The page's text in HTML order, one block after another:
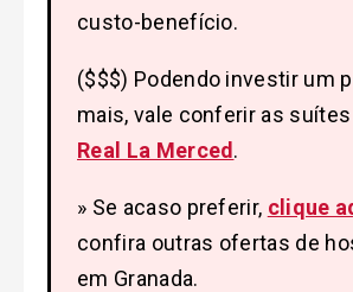
custo-benefício.
($$$) Podendo investir um
mais, vale conferir as
Real La Merced.
» Se acaso preferir, clique
confira outras ofertas de
em Granada.